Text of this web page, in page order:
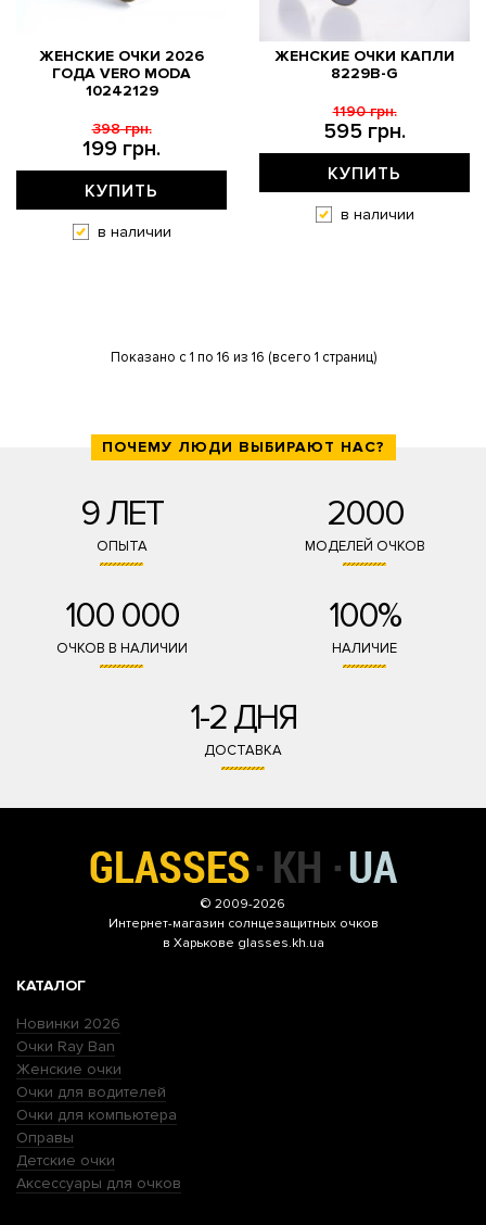
ЖЕНСКИЕ ОЧКИ 2026
ГОДА VERO MODA
10242129
199 грн.
398 грн.
КУПИТЬ
в наличии
ЖЕНСКИЕ ОЧКИ КАПЛИ
8229B-G
595 грн.
1190 грн.
КУПИТЬ
в наличии
Показано с 1 по 16 из 16 (всего 1 страниц)
ПОЧЕМУ ЛЮДИ ВЫБИРАЮТ НАС?
9 ЛЕТ
ОПЫТА
2000
МОДЕЛЕЙ ОЧКОВ
100 000
ОЧКОВ В НАЛИЧИИ
100%
НАЛИЧИЕ
1-2 ДНЯ
ДОСТАВКА
© 2009-2026
Интернет-магазин солнцезащитных очков
в Харькове glasses.kh.ua
КАТАЛОГ
Новинки 2026
Очки Ray Ban
Женские очки
Очки для водителей
Очки для компьютера
Оправы
Детские очки
Аксессуары для очков